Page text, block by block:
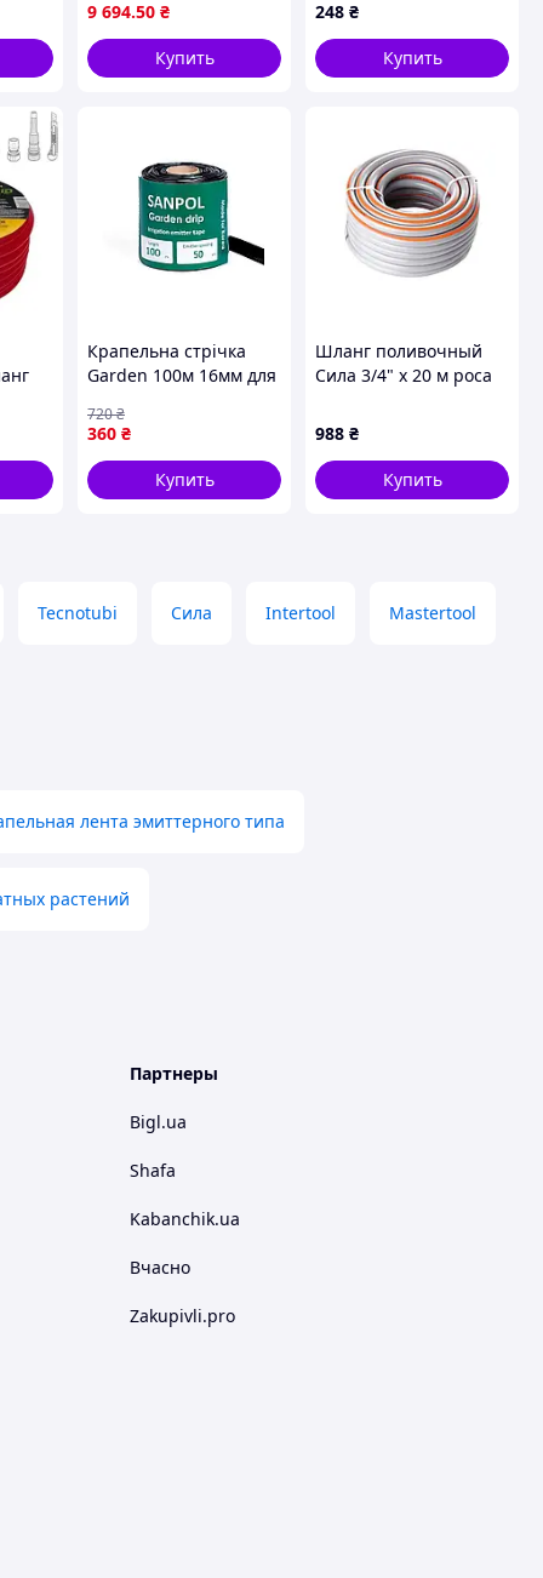
идеальный помощник
в саду
9 694.50 ₴
Купить
248 ₴
Купить
Крапельна стрічка
Garden 100м 16мм для
емітерами 8mil
витрата 1,38л/год
360 ₴
720₴
Купить
Шланг поливочный
Сила 3/4" x 20 м роса
988 ₴
Купить
Tecnotubi Сила Intertool Mastertool
лента эмиттерного типа
растений
Партнеры
Bigl.ua
Shafa
Kabanchik.ua
Вчасно
Zakupivli.pro